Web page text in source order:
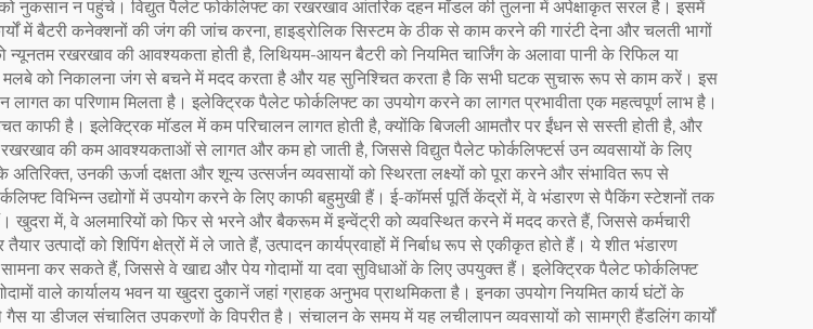
को नुकसान न पहुंचे। विद्युत पैलेट फोर्कलिफ्ट का रखरखाव आंतरिक दहन मॉडल की तुलना में अपेक्षाकृत सरल है। इसमें
में बैटरी कनेक्शनों की जंग की जांच करना, हाइड्रोलिक सिस्टम के ठीक से काम करने की गारंटी देना और चलती भागों
रखरखाव की आवश्यकता होती है, लिथियम-आयन बैटरी को नियमित चार्जिंग के अलावा पानी के रिफिल या
को निकालना जंग से बचने में मदद करता है और यह सुनिश्चित करता है कि सभी घटक सुचारू रूप से काम करें। इस
का परिणाम मिलता है। इलेक्ट्रिक पैलेट फोर्कलिफ्ट का उपयोग करने का लागत प्रभावीता एक महत्वपूर्ण लाभ है।
है। इलेक्ट्रिक मॉडल में कम परिचालन लागत होती है, क्योंकि बिजली आमतौर पर ईंधन से सस्ती होती है, और
रखरखाव की कम आवश्यकताओं से लागत और कम हो जाती है, जिससे विद्युत पैलेट फोर्कलिफ्टर्स उन व्यवसायों के लिए
उनकी ऊर्जा दक्षता और शून्य उत्सर्जन व्यवसायों को स्थिरता लक्ष्यों को पूरा करने और संभावित रूप से
विभिन्न उद्योगों में उपयोग करने के लिए काफी बहुमुखी हैं। ई-कॉमर्स पूर्ति केंद्रों में, वे भंडारण से पैकिंग स्टेशनों तक
में, वे अलमारियों को फिर से भरने और बैकरूम में इन्वेंट्री को व्यवस्थित करने में मदद करते हैं, जिससे कर्मचारी
उत्पादों को शिपिंग क्षेत्रों में ले जाते हैं, उत्पादन कार्यप्रवाहों में निर्बाध रूप से एकीकृत होते हैं। ये शीत भंडारण
सामना कर सकते हैं, जिससे वे खाद्य और पेय गोदामों या दवा सुविधाओं के लिए उपयुक्त हैं। इलेक्ट्रिक पैलेट फोर्कलिफ्ट
वाले कार्यालय भवन या खुदरा दुकानें जहां ग्राहक अनुभव प्राथमिकता है। इनका उपयोग नियमित कार्य घंटों के
गैस या डीजल संचालित उपकरणों के विपरीत है। संचालन के समय में यह लचीलापन व्यवसायों को सामग्री हैंडलिंग कार्यों